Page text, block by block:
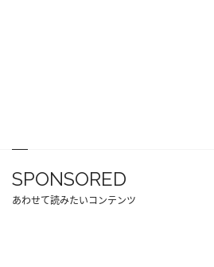
SPONSORED
あわせて読みたいコンテンツ